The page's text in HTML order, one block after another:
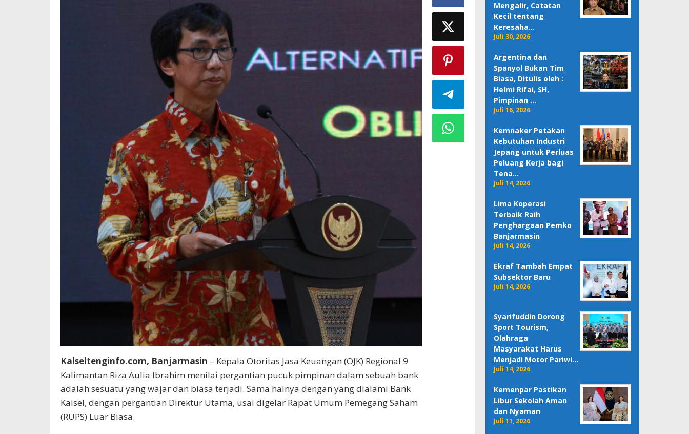
Kalseltenginfo.com, Banjarmasin – Kepala Otoritas Jasa Keuangan (OJK) Regional 9
Kalimantan Riza Aulia Ibrahim menilai pergantian pucuk pimpinan dalam sebuah bank
adalah sesuatu yang wajar dan biasa terjadi. Sama halnya dengan yang dialami Bank
Kalsel, dengan pergantian Direktur Utama, usai digelar Rapat Umum Pemegang Saham
(RUPS) Luar Biasa.
Mengalir, Catatan
Kecil tentang
Keresaha…
Juli 30, 2026
Argentina dan
Spanyol Bukan Tim
Biasa, Ditulis oleh :
Helmi Rifai, SH,
Pimpinan …
Juli 16, 2026
Kemnaker Petakan
Kebutuhan Industri
Jepang untuk Perluas
Peluang Kerja bagi
Tena…
Juli 14, 2026
Lima Koperasi
Terbaik Raih
Penghargaan Pemko
Banjarmasin
Juli 14, 2026
Ekraf Tambah Empat
Subsektor Baru
Juli 14, 2026
Syarifuddin Dorong
Sport Tourism,
Olahraga
Masyarakat Harus
Menjadi Motor Pariwi…
Juli 14, 2026
Kemenpar Pastikan
Libur Sekolah Aman
dan Nyaman
Juli 11, 2026